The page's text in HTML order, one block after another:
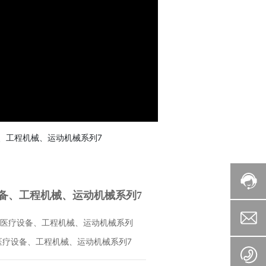
工程机械、运动机械系列7
、工程机械、运动机械系列7
疗设备、工程机械、运动机械系列
设备、工程机械、运动机械系列7